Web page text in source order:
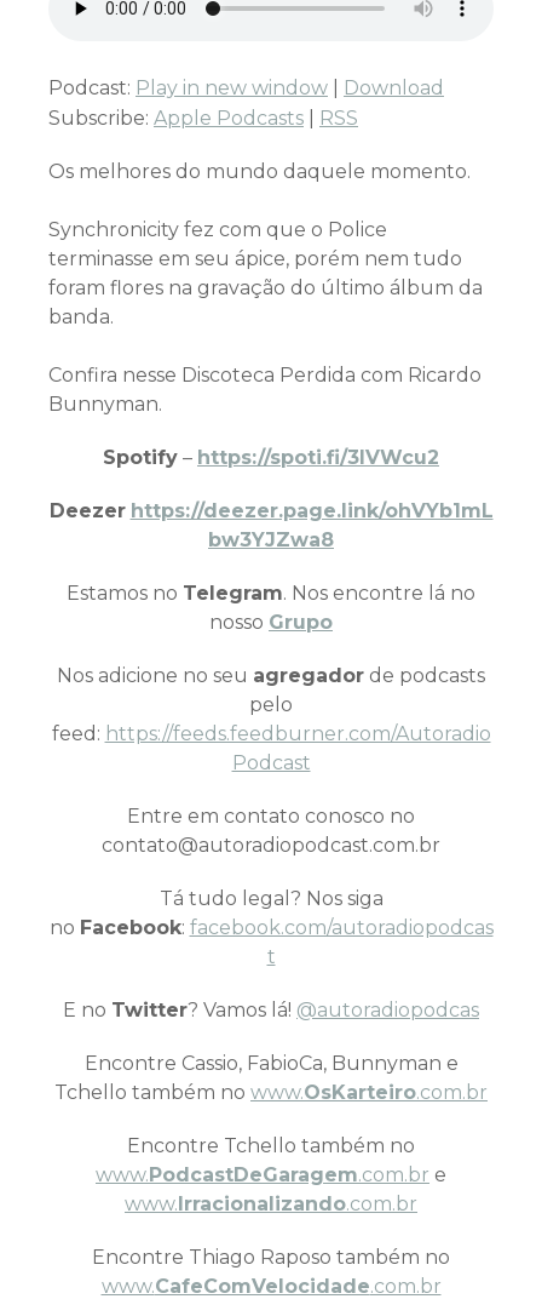
Podcast: Play in new window
Download
Subscribe: Apple Podcasts RSS
Os melhores do mundo daquele momento.
Synchronicity fez com que o Police
terminasse em seu ápice, porém nem tudo
foram flores na gravação do último álbum da
banda.
Confira nesse Discoteca Perdida com Ricardo
Bunnyman.
Spotify – https://spoti.fi/3IVWcu2
Deezer https://deezer.page.link/ohVYb1mL
bw3YJZwa8
Estamos no Telegram. Nos encontre lá no
nosso Grupo
Nos adicione no seu agregador de podcasts
pelo
feed: https://feeds.feedburner.com/Autoradio
Podcast
Entre em contato conosco no
contato@autoradiopodcast.com.br
Tá tudo legal? Nos siga
no Facebook: facebook.com/autoradiopodcas
t
E no Twitter? Vamos lá! @autoradiopodcas
Encontre Cassio, FabioCa, Bunnyman e
Tchello também no www.OsKarteiro.com.br
Encontre Tchello também no
www.PodcastDeGaragem.com.br e
www.Irracionalizando.com.br
Encontre Thiago Raposo também no
www.CafeComVelocidade.com.br